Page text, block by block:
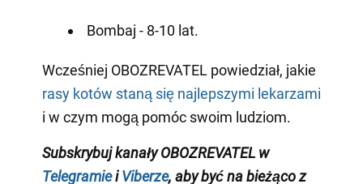
Bombaj - 8-10 lat.
Wcześniej OBOZREVATEL powiedział, jakie
rasy kotów staną się najlepszymi lekarzami
i w czym mogą pomóc swoim ludziom.
Subskrybuj kanały OBOZREVATEL w
Telegramie i Viberze, aby byćna bieżąco z